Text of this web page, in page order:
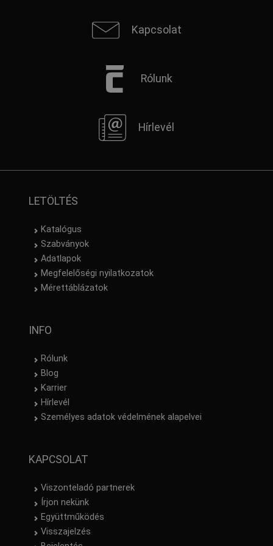
Kapcsolat
Rólunk
Hírlevél
LETÖLTÉS
Katalógus
Szabványok
Adatlapok
Megfelelőségi nyilatkozatok
Mérettáblázatok
INFO
Rólunk
Blog
Karrier
Hírlevél
Személyes adatok védelmének alapelvei
KAPCSOLAT
Viszonteladó partnerek
Írjon nekünk
Együttműködés
Visszajelzés